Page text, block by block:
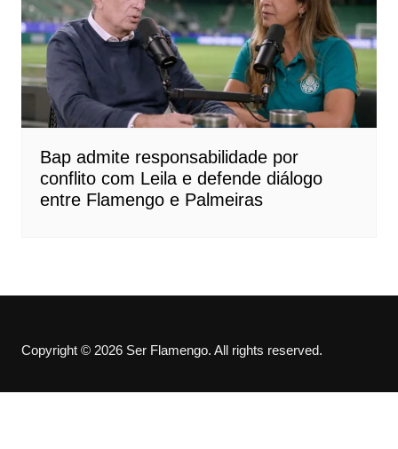
Bap admite responsabilidade por
conflito com Leila e defende diálogo
entre Flamengo e Palmeiras
Copyright © 2026 Ser Flamengo. All rights reserved.